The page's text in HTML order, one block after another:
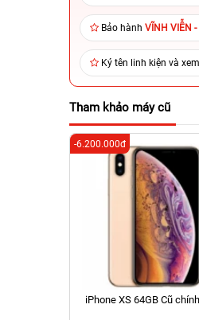
Bảo hành VĨNH VIỄN -
Ký tên linh kiện và
Tham khảo máy cũ
iPhone XS 64GB Cũ
-6.200.000đ